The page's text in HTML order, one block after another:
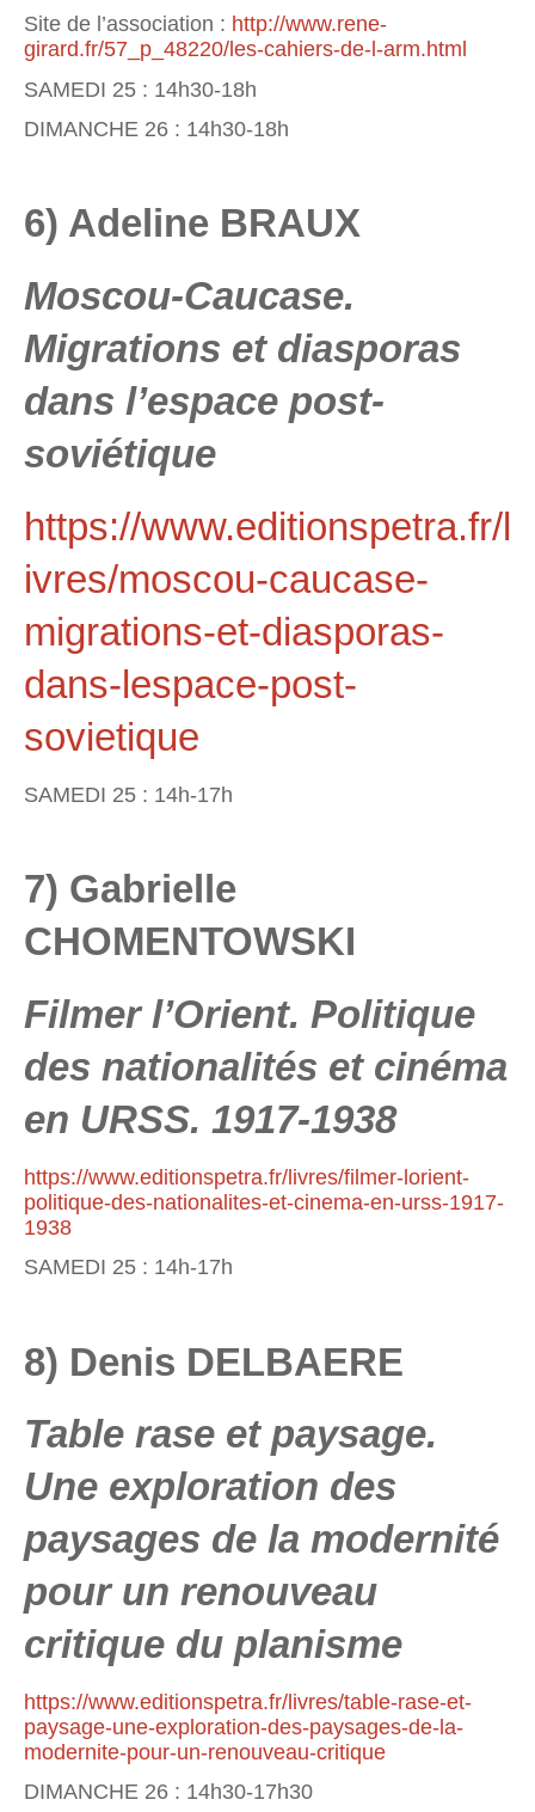
Site de l’association : http://www.rene-
girard.fr/57_p_48220/les-cahiers-de-l-arm.html
SAMEDI 25 : 14h30-18h
DIMANCHE 26 : 14h30-18h
6) Adeline BRAUX
Moscou-Caucase.
Migrations et diasporas
dans l’espace post-
soviétique
https://www.editionspetra.fr/l
ivres/moscou-caucase-
migrations-et-diasporas-
dans-lespace-post-
sovietique
SAMEDI 25 : 14h-17h
7) Gabrielle
CHOMENTOWSKI
Filmer l’Orient. Politique
des nationalités et cinéma
en URSS. 1917-1938
https://www.editionspetra.fr/livres/filmer-lorient-
politique-des-nationalites-et-cinema-en-urss-1917-
1938
SAMEDI 25 : 14h-17h
8) Denis DELBAERE
Table rase et paysage.
Une exploration des
paysages de la modernité
pour un renouveau
critique du planisme
https://www.editionspetra.fr/livres/table-rase-et-
paysage-une-exploration-des-paysages-de-la-
modernite-pour-un-renouveau-critique
DIMANCHE 26 : 14h30-17h30